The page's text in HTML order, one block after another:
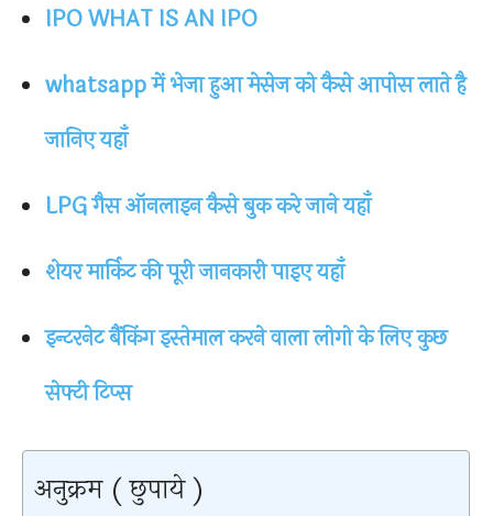
IPO WHAT IS AN IPO
whatsapp में भेजा हुआ मेसेज को कैसे आपोस लाते है
जानिए यहाँ
LPG गैस ऑनलाइन कैसे बुक करे जाने यहाँ
शेयर मार्किट की पूरी जानकारी पाइए यहाँ
इन्टरनेट बैंकिंग इस्तेमाल करने वाला लोगो के लिए कुछ
सेफ्टी टिप्स
अनुक्रम ( छुपाये )